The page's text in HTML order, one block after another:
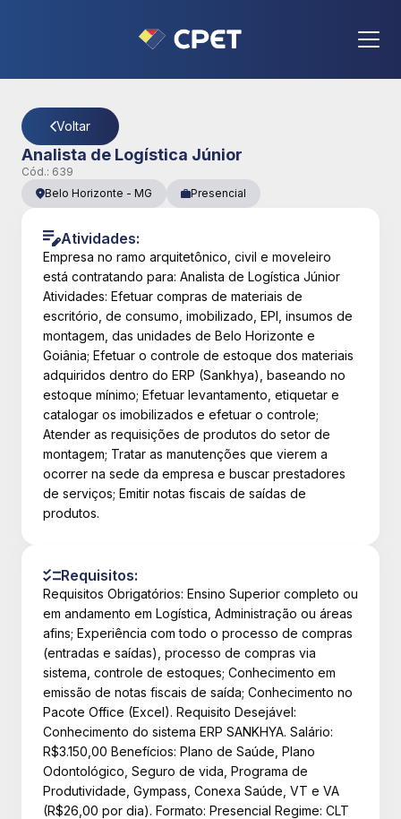
Voltar
Analista de Logística Júnior
Cód.: 639
Belo Horizonte - MG Presencial
Atividades:
Empresa no ramo arquitetônico, civil e moveleiro
está contratando para: Analista de Logística Júnior
Atividades: Efetuar compras de materiais de
escritório, de consumo, imobilizado, EPI, insumos de
montagem, das unidades de Belo Horizonte e
Goiânia; Efetuar o controle de estoque dos materiais
adquiridos dentro do ERP (Sankhya), baseando no
estoque mínimo; Efetuar levantamento, etiquetar e
catalogar os imobilizados e efetuar o controle;
Atender as requisições de produtos do setor de
montagem; Tratar as manutenções que vierem a
ocorrer na sede da empresa e buscar prestadores
de serviços; Emitir notas fiscais de saídas de
produtos.
Requisitos:
Requisitos Obrigatórios: Ensino Superior completo ou
em andamento em Logística, Administração ou áreas
afins; Experiência com todo o processo de compras
(entradas e saídas), processo de compras via
sistema, controle de estoques; Conhecimento em
emissão de notas fiscais de saída; Conhecimento no
Pacote Office (Excel). Requisito Desejável:
Conhecimento do sistema ERP SANKHYA. Salário:
R$3.150,00 Benefícios: Plano de Saúde, Plano
Odontológico, Seguro de vida, Programa de
Produtividade, Gympass, Conexa Saúde, VT e VA
(R$26,00 por dia). Formato: Presencial Regime: CLT